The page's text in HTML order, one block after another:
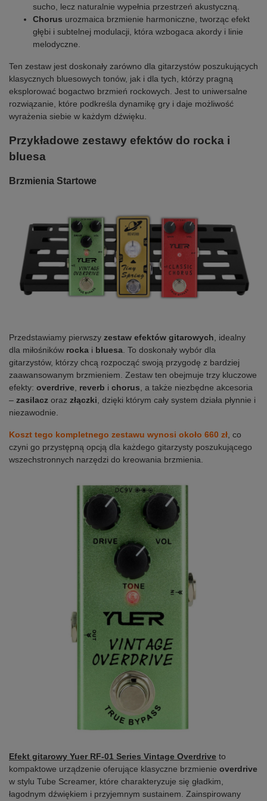
sucho, lecz naturalnie wypełnia przestrzeń akustyczną.
Chorus urozmaica brzmienie harmoniczne, tworząc efekt
głębi i subtelnej modulacji, która wzbogaca akordy i linie
melodyczne.
Ten zestaw jest doskonały zarówno dla gitarzystów poszukujących
klasycznych bluesowych tonów, jak i dla tych, którzy pragną
eksplorować bogactwo brzmień rockowych. Jest to uniwersalne
rozwiązanie, które podkreśla dynamikę gry i daje możliwość
wyrażenia siebie w każdym dźwięku.
Przykładowe zestawy efektów do rocka i
bluesa
Brzmienia Startowe
Przedstawiamy pierwszy zestaw efektów gitarowych , idealny
dla miłośników rocka i bluesa . To doskonały wybór dla
gitarzystów, którzy chcą rozpocząć swoją przygodę z bardziej
zaawansowanym brzmieniem. Zestaw ten obejmuje trzy kluczowe
efekty: overdrive reverb i chorus , a także niezbędne akcesoria
– zasilacz oraz złączki , dzięki którym cały system działa płynnie i
niezawodnie.
Koszt tego kompletnego zestawu wynosi około 660 zł , co
czyni go przystępną opcją dla każdego gitarzysty poszukującego
wszechstronnych narzędzi do kreowania brzmienia.
Efekt gitarowy Yuer RF-01 Series Vintage Overdrive to
kompaktowe urządzenie oferujące klasyczne brzmienie overdrive
w stylu Tube Screamer, które charakteryzuje się gładkim,
łagodnym dźwiękiem i przyjemnym sustainem. Zainspirowany